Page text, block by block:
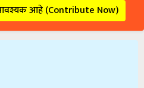
आहे (Contribute Now)